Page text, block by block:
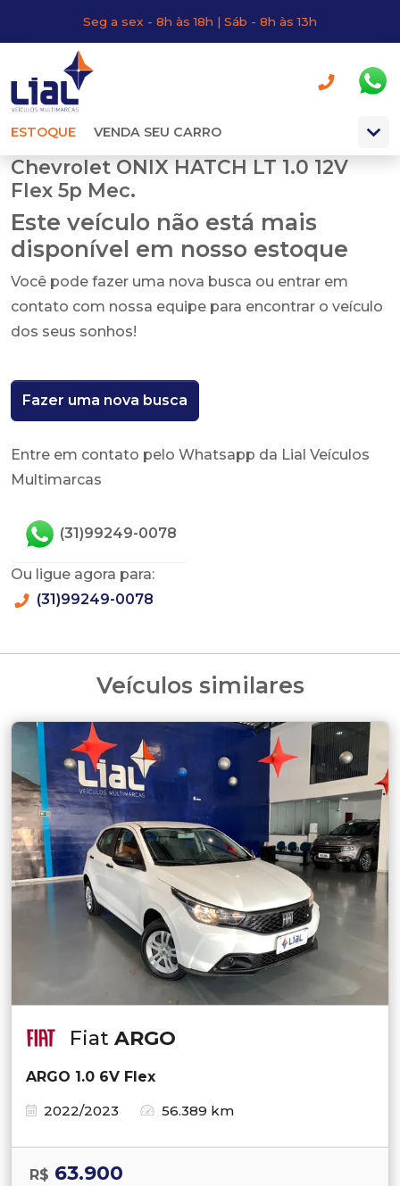
Seg a sex - 8h às 18h | Sáb - 8h às 13h
ESTOQUE VENDA SEU CARRO
Chevrolet ONIX HATCH LT 1.0 12V
Flex 5p Mec.
Este veículo não está mais
disponível em nosso estoque
Você pode fazer uma nova busca ou entrar em
contato com nossa equipe para encontrar o veículo
dos seus sonhos!
Fazer uma nova busca
Entre em contato pelo Whatsapp da Lial Veículos
Multimarcas
(31)99249-0078
Ou ligue agora para:
(31)99249-0078
Veículos similares
Fiat ARGO
ARGO 1.0 6V Flex
2022/2023
56.389 km
R$ 63.900